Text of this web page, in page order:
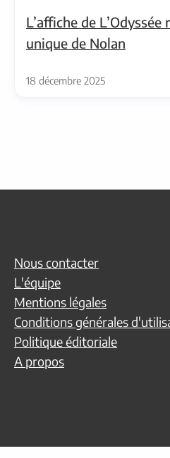
L’affiche de L’Odyssée
unique de Nolan
18 décembre 2025
Nous contacter
L'équipe
Mentions légales
Conditions générales
Politique éditoriale
A propos